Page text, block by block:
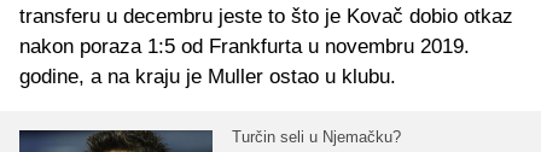
transferu u decembru jeste to što je Kovač dobio otkaz
nakon poraza 1:5 od Frankfurta u novembru 2019.
godine, a na kraju je Muller ostao u klubu.
Turčin seli u Njemačku?